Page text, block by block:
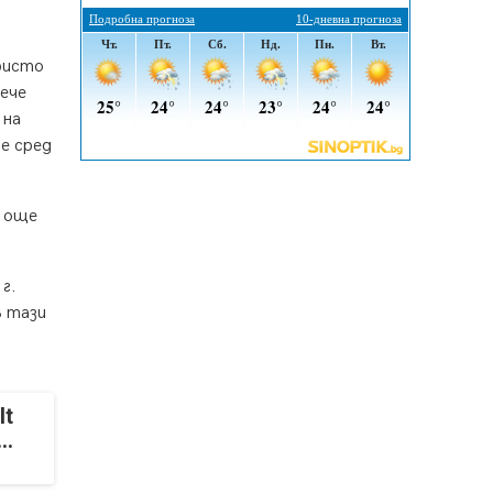
сред
още
тази
По-малко тежки катастрофи в
Пернишко от началото на
годината
05.08.2026, 09:30
Ивкова и депутата от Перник
Мартин Жлябинков обходиха